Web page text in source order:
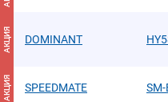
АКЦИЯ DOMINANT
АКЦИЯ SPEEDMATE